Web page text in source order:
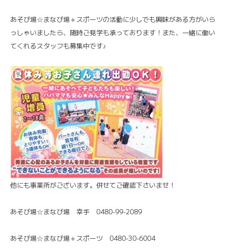
あそび場☆まなび場＋スポーツの活動に少しでも興味がある方がいら
っしゃいましたら、随時ご見学も承っております！また、一緒に働い
てくれるスタッフも募集中です♪
他にも事業所がございます。併せてご確認下さいませ！
あそび場☆まなび場 幸手 0480-99-2089
あそび場☆まなび場＋スポーツ 0480-30-6004